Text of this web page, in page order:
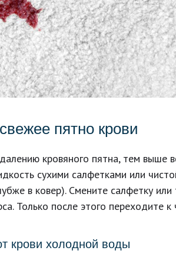
пятно крови
кровяного пятна, тем выше
сухими салфетками или
в ковер). Смените салфетку
Только после этого переходите
крови холодной воды